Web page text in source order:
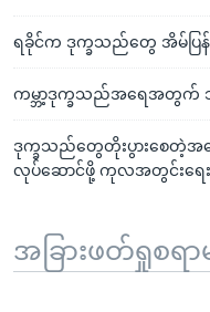
ရခိုင်က ဒုက္ခသည်တွေ အိမ်ပြန်
ကမ္ဘာ့ဒုက္ခသည်အရေအတွက် သုံး
ဒုက္ခသည်တွေတိုးပွားစေတဲ့အက
လုပ်ဆောင်ဖို့ ကုလအတွင်းရေး
အခြားဖတ်ရှုစရာမ